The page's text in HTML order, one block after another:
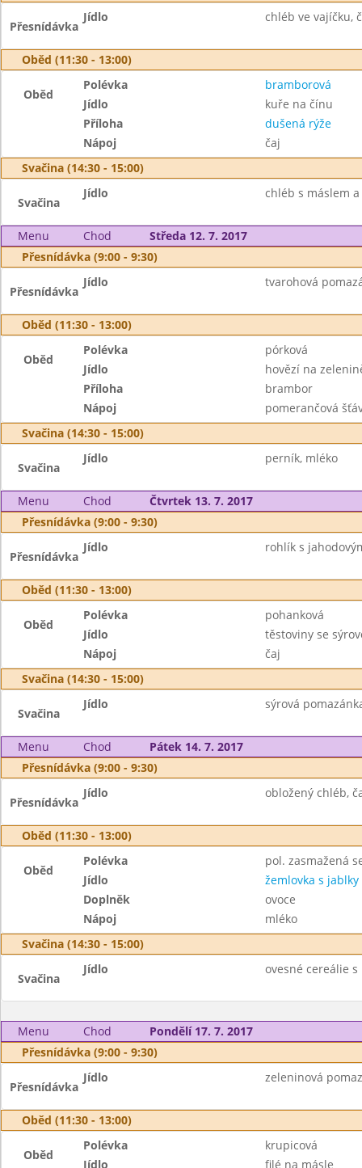
Přesnídávka
Jídlo chléb ve vajíčku,
Oběd (11:30 - 13:00)
Oběd
Polévka
bramborová
Jídlo
kuře na čínu
Příloha
dušená rýže
Nápoj
čaj
Svačina (14:30 - 15:00)
Svačina
Jídlo chléb s máslem
Menu Chod
Středa 12. 7. 2017
Přesnídávka (9:00 - 9:30)
Přesnídávka
Jídlo tvarohová
Oběd (11:30 - 13:00)
Oběd
Polévka
pórková
Jídlo
hovězí na
Příloha
brambor
Nápoj
pomerančová
Svačina (14:30 - 15:00)
Svačina
Jídlo perník, mléko
Menu Chod
Čtvrtek 13. 7. 2017
Přesnídávka (9:00 - 9:30)
Přesnídávka
Jídlo rohlík s
Oběd (11:30 - 13:00)
Oběd
Polévka
pohanková
Jídlo
těstoviny se
Nápoj
čaj
Svačina (14:30 - 15:00)
Svačina
Jídlo sýrová
Menu Chod
Pátek 14. 7. 2017
Přesnídávka (9:00 - 9:30)
Přesnídávka
Jídlo obložený chléb,
Oběd (11:30 - 13:00)
Oběd
Polévka
pol. zasmažená
Jídlo
žemlovka s jablky
Doplněk
ovoce
Nápoj
mléko
Svačina (14:30 - 15:00)
Svačina
Jídlo ovesné cereálie s
Menu Chod
Pondělí 17. 7. 2017
Přesnídávka (9:00 - 9:30)
Přesnídávka
Jídlo zeleninová
Oběd (11:30 - 13:00)
Oběd
Polévka
krupicová
Jídlo
filé na másle